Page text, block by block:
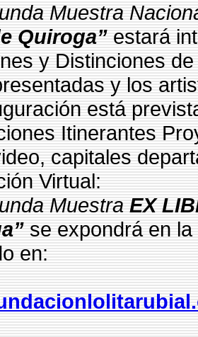
Muestra
Quiroga” estará
y Distinciones
y los
está
Itinerantes
capitales
Virtual:
Muestra EX
se expondrá en
en: